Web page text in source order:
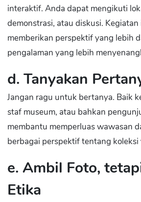
interaktif. Anda dapat mengikuti
demonstrasi, atau diskusi. Kegiatan
memberikan perspektif yang lebih
pengalaman yang lebih
d. Tanyakan
Jangan ragu untuk bertanya. Baik
staf museum, atau bahkan
membantu memperluas wawasan
berbagai perspektif tentang
e. Ambil Foto,
Etika